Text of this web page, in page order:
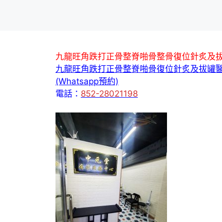
九龍旺角跌打正骨整脊啪骨整骨復位針炙及
九龍旺角跌打正骨整脊啪骨復位針炙及拔罐
(Whatsapp預約)
電話： 852-28021198